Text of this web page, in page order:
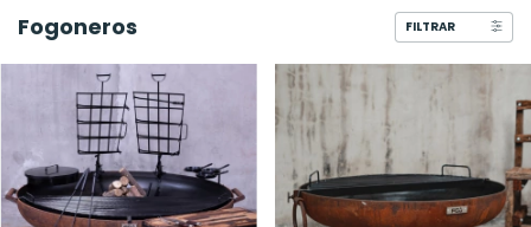
Fogoneros FILTRAR